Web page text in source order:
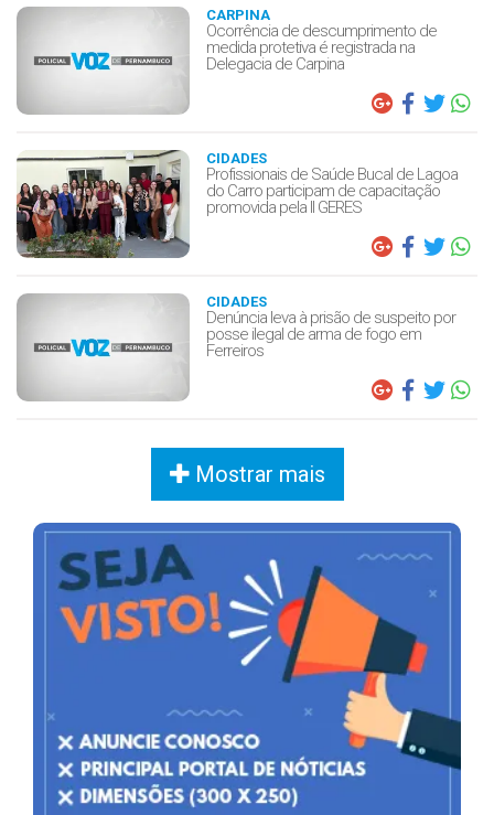
CARPINA
Ocorrência de descumprimento de
medida protetiva é registrada na
Delegacia de Carpina
CIDADES
Profissionais de Saúde Bucal de Lagoa
do Carro participam de capacitação
promovida pela II GERES
CIDADES
Denúncia leva à prisão de suspeito por
posse ilegal de arma de fogo em
Ferreiros
Mostrar mais